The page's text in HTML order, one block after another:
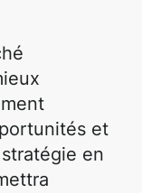
et
en